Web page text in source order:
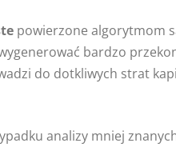
powierzone algorytmom
bardzo
do dotkliwych strat
analizy mniej